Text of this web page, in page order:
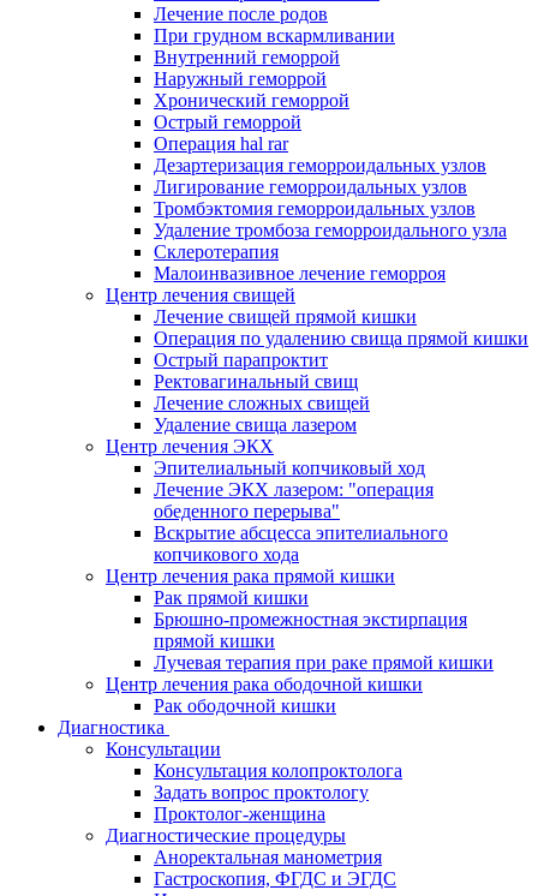
Лечение после родов
При грудном вскармливании
Внутренний геморрой
Наружный геморрой
Хронический геморрой
Острый геморрой
Операция hal rar
Дезартеризация геморроидальных узлов
Лигирование геморроидальных узлов
Тромбэктомия геморроидальных узлов
Удаление тромбоза геморроидального узла
Склеротерапия
Малоинвазивное лечение геморроя
Центр лечения свищей
Лечение свищей прямой кишки
Операция по удалению свища прямой кишки
Острый парапроктит
Ректовагинальный свищ
Лечение сложных свищей
Удаление свища лазером
Центр лечения ЭКХ
Эпителиальный копчиковый ход
Лечение ЭКХ лазером: "операция
обеденного перерыва"
Вскрытие абсцесса эпителиального
копчикового хода
Центр лечения рака прямой кишки
Рак прямой кишки
Брюшно-промежностная экстирпация
прямой кишки
Лучевая терапия при раке прямой кишки
Центр лечения рака ободочной кишки
Рак ободочной кишки
Диагностика
Консультации
Консультация колопроктолога
Задать вопрос проктологу
Проктолог-женщина
Диагностические процедуры
Аноректальная манометрия
Гастроскопия, ФГДС и ЭГДС